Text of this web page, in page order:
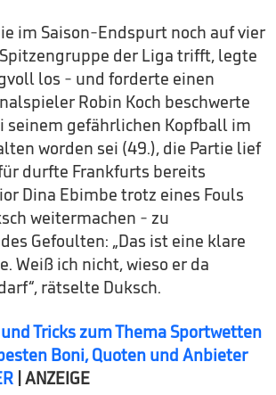
im Saison-Endspurt noch auf vier
der Liga trifft, legte
los - und forderte einen
Robin Koch beschwerte
seinem gefährlichen Kopfball im
worden sei (49.), die Partie lief
durfte Frankfurts bereits
Dina Ebimbe trotz eines Fouls
weitermachen - zu
Gefoulten: „Das ist eine klare
Weiß ich nicht, wieso er da
rätselte Duksch.
Tricks zum Thema Sportwetten
Boni, Quoten und Anbieter
| ANZEIGE